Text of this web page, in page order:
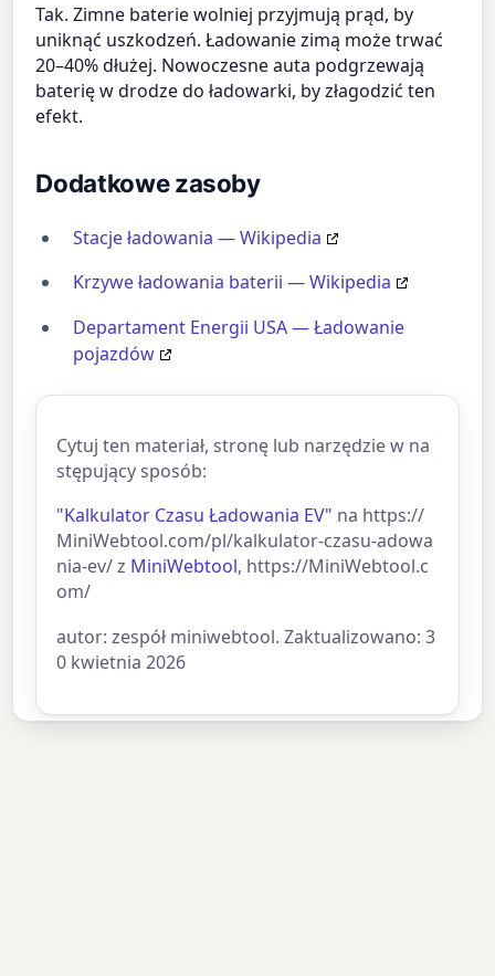
Tak. Zimne baterie wolniej przyjmują prąd, by
uniknąć uszkodzeń. Ładowanie zimą może trwać
20–40% dłużej. Nowoczesne auta podgrzewają
baterię w drodze do ładowarki, by złagodzić ten
efekt.
Dodatkowe zasoby
Stacje ładowania — Wikipedia
Krzywe ładowania baterii — Wikipedia
Departament Energii USA — Ładowanie
pojazdów
Cytuj ten materiał, stronę lub narzędzie w na
stępujący sposób:
"Kalkulator Czasu Ładowania EV" na https://
MiniWebtool.com/pl/kalkulator-czasu-adowa
nia-ev/ z MiniWebtool, https://MiniWebtool.c
om/
autor: zespół miniwebtool. Zaktualizowano: 3
0 kwietnia 2026